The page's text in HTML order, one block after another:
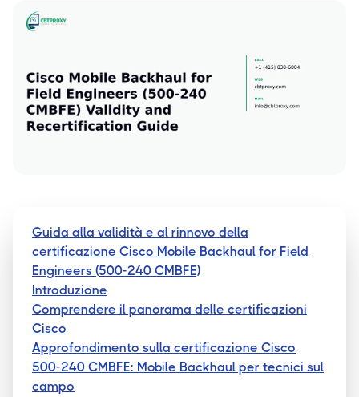
Guida alla validità e al rinnovo della
certificazione Cisco Mobile Backhaul for Field
Engineers (500-240 CMBFE)
Introduzione
Comprendere il panorama delle certificazioni
Cisco
Approfondimento sulla certificazione Cisco
500-240 CMBFE: Mobile Backhaul per tecnici sul
campo